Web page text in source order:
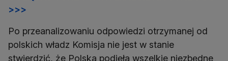
>>>
Po przeanalizowaniu odpowiedzi otrzymanej od
polskich władz Komisja nie jest w stanie
stwierdzić, że Polska podjęła wszelkie niezbędne